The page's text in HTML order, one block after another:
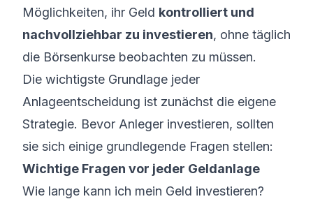
Möglichkeiten, ihr Geld kontrolliert und
nachvollziehbar zu investieren, ohne täglich
die Börsenkurse beobachten zu müssen.
Die wichtigste Grundlage jeder
Anlageentscheidung ist zunächst die eigene
Strategie. Bevor Anleger investieren, sollten
sie sich einige grundlegende Fragen stellen:
Wichtige Fragen vor jeder Geldanlage
Wie lange kann ich mein Geld investieren?